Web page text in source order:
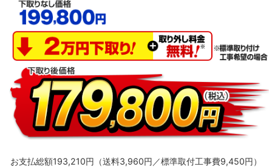
アコンでの試験結果ではありません。
果によるもので、実使用空間での効果を示すものではありません。試験方法：
タバコのニオイ成分を染み込ませた試験片で消臭効果を6段階臭気強度表示法に
て評価。結果：約55分で気にならないレベルまで消臭。
※5 14畳フローリン
グ試験室で同一体感温度となる設定において運転開始から1時間後の積算電力量
を比較。外気温35℃、季節夏、日射なし、エコ自動運転（503Wh）と通常冷房
運転・設定温度26℃（820Wh）の比較。
お支払総額193,210円（送料3,960円／標準取付工事費9,450円）